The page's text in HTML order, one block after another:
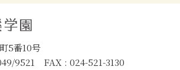
5番10号
9521 FAX : 024-521-3130